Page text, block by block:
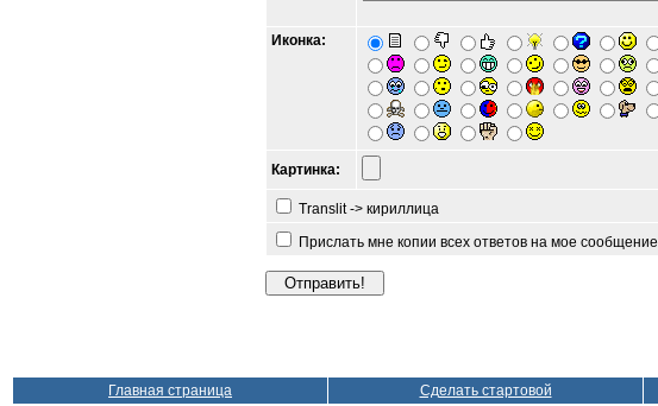
Иконка:
Картинка:
Translit -> кириллица
Прислать мне копии всех ответов на мое сообщение
Главная страница Сделать стартовой